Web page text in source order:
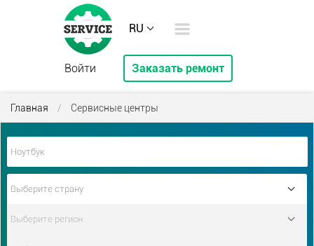
RU
Войти Заказать ремонт
Главная / Сервисные центры